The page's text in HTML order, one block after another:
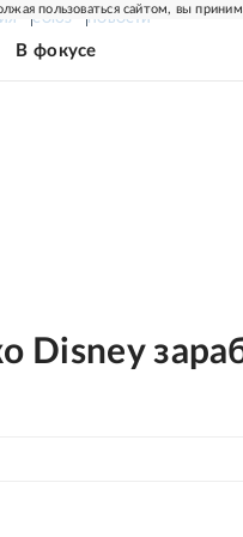
пользоваться сайтом, вы
СОЮЗ НОВОСТИ
В фокусе
Disney